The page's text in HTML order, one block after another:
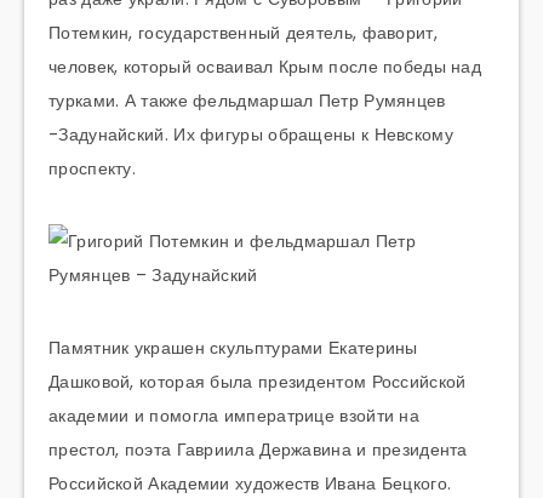
Потемкин, государственный деятель, фаворит,
человек, который осваивал Крым после победы над
турками. А также фельдмаршал Петр Румянцев
-Задунайский. Их фигуры обращены к Невскому
проспекту.
Памятник украшен скульптурами Екатерины
Дашковой, которая была президентом Российской
академии и помогла императрице взойти на
престол, поэта Гавриила Державина и президента
Российской Академии художеств Ивана Бецкого.